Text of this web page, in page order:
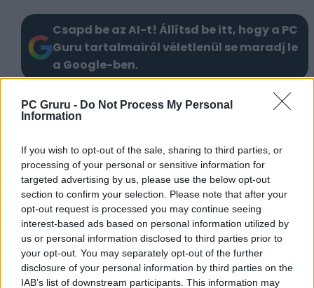
PC Gruru - Do Not Process My Personal
Information
If you wish to opt-out of the sale, sharing to third parties, or
processing of your personal or sensitive information for
targeted advertising by us, please use the below opt-out
section to confirm your selection. Please note that after your
opt-out request is processed you may continue seeing
interest-based ads based on personal information utilized by
us or personal information disclosed to third parties prior to
your opt-out. You may separately opt-out of the further
disclosure of your personal information by third parties on the
IAB’s list of downstream participants. This information may
Csapd be az AI-t! Állítsd be itt, hogy a PC
Guru tartalmairól véletlenül se maradj le
a Google-ben.
KAPCSOLÓDÓ HÍREK
Forbidden West PC-s verziója
Tavasszal már PC-n is kaszabolhatjuk a
Horizon Forbidden West masináit
A Horizon-játékok fejlesztőcsapata is
eléggé megsínylette a Sony leépítéseit
Ilyen vas kell a vasak ellen – Befutott a
Horizon Forbidden West gépigénye